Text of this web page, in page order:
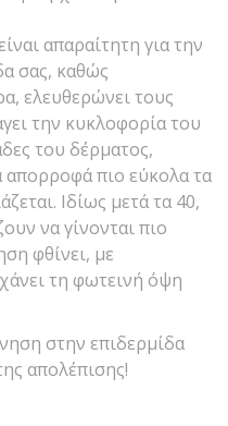
απαραίτητη για την
σας, καθώς
ελευθερώνει τους
την κυκλοφορία του
του δέρματος,
απορροφά πιο εύκολα τα
Ιδίως μετά τα 40,
να γίνονται πιο
φθίνει, με
τη φωτεινή όψη
στην επιδερμίδα
απολέπισης!